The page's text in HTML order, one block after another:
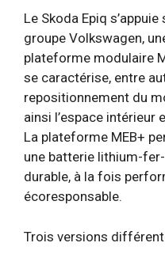
Le Skoda Epiq
groupe Volkswagen,
plateforme modulaire
se caractérise, entre
repositionnement du
ainsi l’espace
La plateforme MEB+
une batterie lithium-
durable, à la fois
écoresponsable.
Trois versions